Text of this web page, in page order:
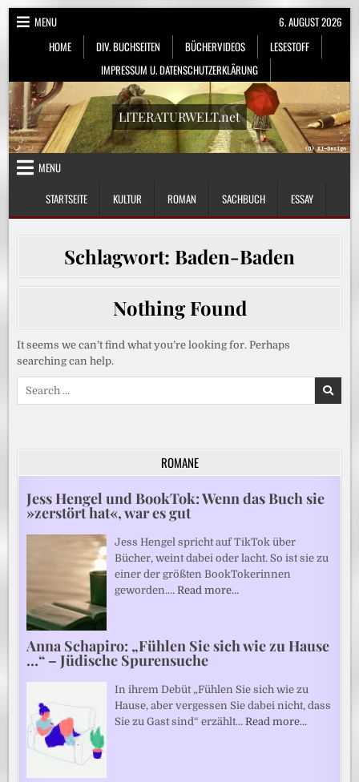
Skip
MENU
HOME
DIV. BUCHSEITEN BÜCHERVIDEOS
LESESTOFF
IMPRESSUM U. DATENSCHUTZERKLÄRUNG
6. AUGUST 2026
LITERATURWELT.net
MENU
STARTSEITE
KULTUR ROMAN SACHBUCH ESSAY
Schlagwort: Baden-Baden
Nothing Found
It seems we can’t find what you’re looking for. Perhaps
searching can help.
ROMANE
Jess Hengel und BookTok: Wenn das Buch sie
»zerstört hat«, war es gut
Jess Hengel spricht auf TikTok über
Bücher, weint dabei oder lacht. So ist sie zu
einer der größten BookTokerinnen
geworden.…Read more…
Anna Schapiro: „Fühlen Sie sich wie zu Hause
…“ – Jüdische Spurensuche
In ihrem Debüt „Fühlen Sie sich wie zu
Hause, aber vergessen Sie dabei nicht, dass
Sie zu Gast sind“ erzählt…Read more…